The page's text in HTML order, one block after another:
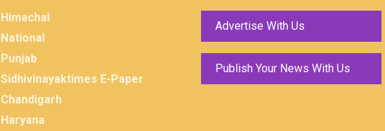
Himachal
National
Punjab
Sidhivinayaktimes E-Paper
Chandigarh
Haryana
Advertise With Us
Publish Your News With Us